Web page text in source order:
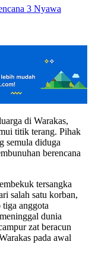
di Warakas,
titik terang. Pihak
semula diduga
berencana
tersangka
salah satu korban,
tiga anggota
dunia
zat beracun
pada awal